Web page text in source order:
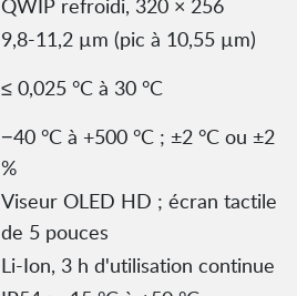
QWIP refroidi, 320 × 256
9,8-11,2 µm (pic à 10,55 µm)
≤ 0,025 °C à 30 °C
−40 °C à +500 °C ; ±2 °C ou ±2
%
Viseur OLED HD ; écran tactile
de 5 pouces
Li-Ion, 3 h d'utilisation continue